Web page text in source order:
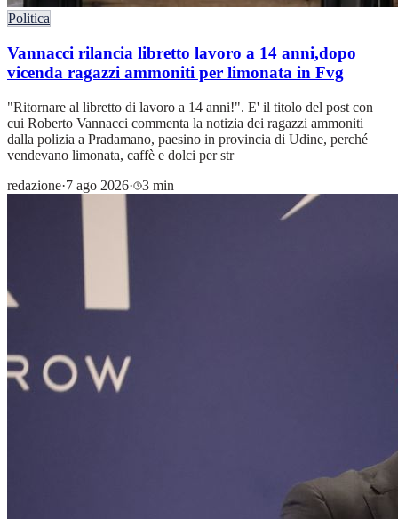
Politica
Vannacci rilancia libretto lavoro a 14 anni,dopo
vicenda ragazzi ammoniti per limonata in Fvg
"Ritornare al libretto di lavoro a 14 anni!". E' il titolo del post con
cui Roberto Vannacci commenta la notizia dei ragazzi ammoniti
dalla polizia a Pradamano, paesino in provincia di Udine, perché
vendevano limonata, caffè e dolci per str
redazione·7 ago 2026· 3 min